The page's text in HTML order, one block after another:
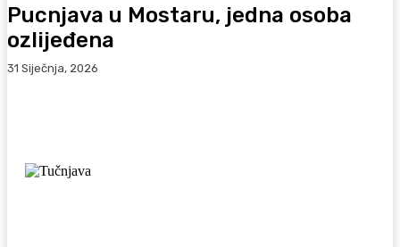
Pucnjava u Mostaru, jedna osoba
ozlijeđena
31 Siječnja, 2026